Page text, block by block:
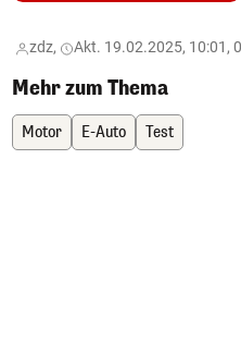
zdz, Akt. 19.02.2025, 10:01,
Mehr zum Thema
Motor E-Auto Test